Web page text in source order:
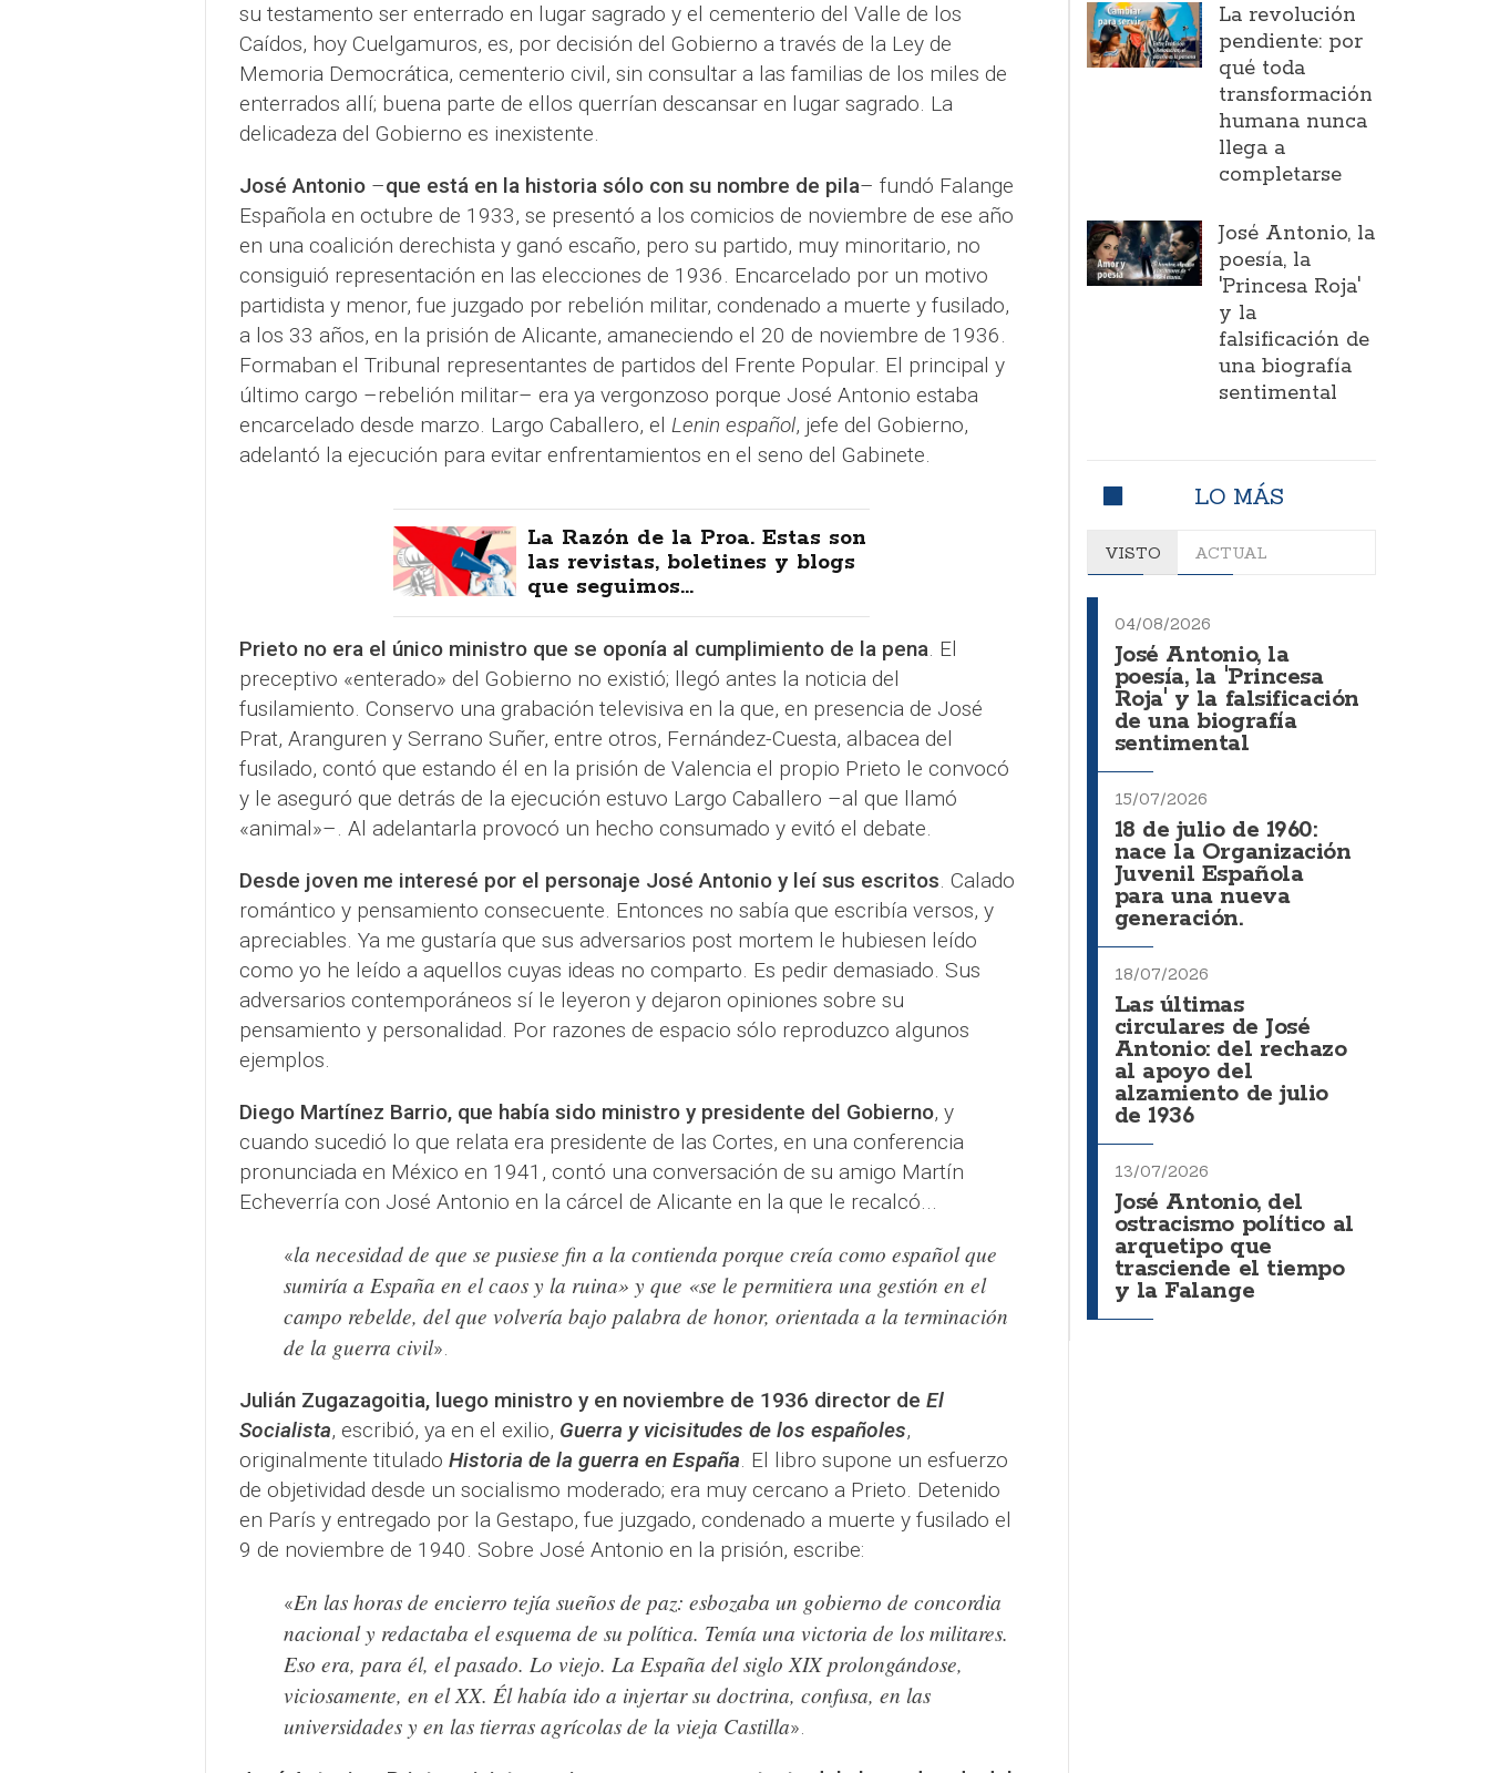
su testamento ser enterrado en lugar sagrado y el cementerio del Valle de los
Caídos, hoy Cuelgamuros, es, por decisión del Gobierno a través de la Ley de
Memoria Democrática, cementerio civil, sin consultar a las familias de los miles de
enterrados allí; buena parte de ellos querrían descansar en lugar sagrado. La
delicadeza del Gobierno es inexistente.
José Antonio–que está en la historia sólo con su nombre de pila– fundó Falange
Española en octubre de 1933, se presentó a los comicios de noviembre de ese año
en una coalición derechista y ganó escaño, pero su partido, muy minoritario, no
consiguió representación en las elecciones de 1936. Encarcelado por un motivo
partidista y menor, fue juzgado por rebelión militar, condenado a muerte y fusilado,
a los 33 años, en la prisión de Alicante, amaneciendo el 20 de noviembre de 1936.
Formaban el Tribunal representantes de partidos del Frente Popular. El principal y
último cargo –rebelión militar– era ya vergonzoso porque José Antonio estaba
encarcelado desde marzo. Largo Caballero, el Lenin español, jefe del Gobierno,
adelantó la ejecución para evitar enfrentamientos en el seno del Gabinete.
La Razón de la Proa. Estas son
las revistas, boletines y blogs
que seguimos...
Prieto no era el único ministro que se oponía al cumplimiento de la pena. El
preceptivo «enterado» del Gobierno no existió; llegó antes la noticia del
fusilamiento. Conservo una grabación televisiva en la que, en presencia de José
Prat, Aranguren y Serrano Suñer, entre otros, Fernández-Cuesta, albacea del
fusilado, contó que estando él en la prisión de Valencia el propio Prieto le convocó
y le aseguró que detrás de la ejecución estuvo Largo Caballero –al que llamó
«animal»–. Al adelantarla provocó un hecho consumado y evitó el debate.
Desde joven me interesé por el personaje José Antonio y leí sus escritos. Calado
romántico y pensamiento consecuente. Entonces no sabía que escribía versos, y
apreciables. Ya me gustaría que sus adversarios post mortem le hubiesen leído
como yo he leído a aquellos cuyas ideas no comparto. Es pedir demasiado. Sus
adversarios contemporáneos sí le leyeron y dejaron opiniones sobre su
pensamiento y personalidad. Por razones de espacio sólo reproduzco algunos
ejemplos.
Diego Martínez Barrio, que había sido ministro y presidente del Gobierno, y
cuando sucedió lo que relata era presidente de las Cortes, en una conferencia
pronunciada en México en 1941, contó una conversación de su amigo Martín
Echeverría con José Antonio en la cárcel de Alicante en la que le recalcó...
«la necesidad de que se pusiese fin a la contienda porque creía como español que
sumiría a España en el caos y la ruina» y que «se le permitiera una gestión en el
campo rebelde, del que volvería bajo palabra de honor, orientada a la terminación
de la guerra civil».
Julián Zugazagoitia, luego ministro y en noviembre de 1936 director de El
Socialista, escribió, ya en el exilio, Guerra y vicisitudes de los españoles,
originalmente titulado Historia de la guerra en España. El libro supone un esfuerzo
de objetividad desde un socialismo moderado; era muy cercano a Prieto. Detenido
en París y entregado por la Gestapo, fue juzgado, condenado a muerte y fusilado el
9 de noviembre de 1940. Sobre José Antonio en la prisión, escribe:
«En las horas de encierro tejía sueños de paz: esbozaba un gobierno de concordia
nacional y redactaba el esquema de su política. Temía una victoria de los militares.
Eso era, para él, el pasado. Lo viejo. La España del siglo XIX prolongándose,
viciosamente, en el XX. Él había ido a injertar su doctrina, confusa, en las
universidades y en las tierras agrícolas de la vieja Castilla».
La revolución
pendiente: por
qué toda
transformación
humana nunca
llega a
completarse
José Antonio, la
poesía, la
'Princesa Roja'
y la
falsificación de
una biografía
sentimental
LO MÁS
VISTO ACTUAL
04/08/2026
José Antonio, la
poesía, la 'Princesa
Roja' y la falsificación
de una biografía
sentimental
15/07/2026
18 de julio de 1960:
nace la Organización
Juvenil Española
para una nueva
generación.
18/07/2026
Las últimas
circulares de José
Antonio: del rechazo
al apoyo del
alzamiento de julio
de 1936
13/07/2026
José Antonio, del
ostracismo político al
arquetipo que
trasciende el tiempo
y la Falange